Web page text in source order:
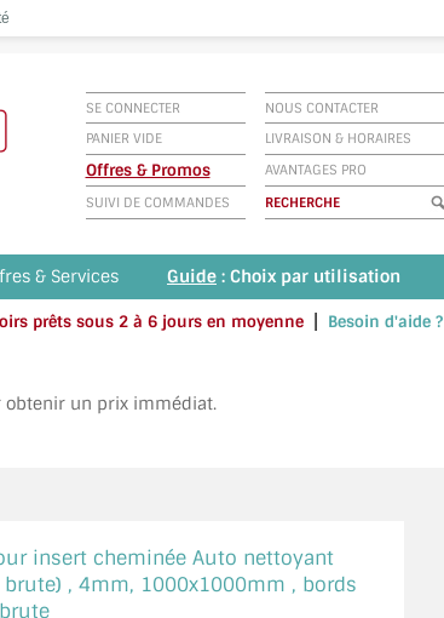
SE CONNECTER
NOUS CONTACTER
PANIER VIDE
LIVRAISON & HORAIRES
Offres & Promos
AVANTAGES PRO
SUIVI DE COMMANDES
& Services Guide : Choix par utilisation
prêts sous 2 à 6 jours en moyenne| Besoin d'aide ?
obtenir un prix immédiat.
insert cheminée Auto nettoyant
brute) , 4mm, 1000x1000mm , bords